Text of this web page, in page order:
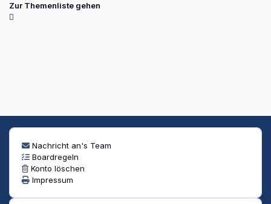
Zur Themenliste gehen
Nachricht an's Team
Boardregeln
Konto löschen
Impressum